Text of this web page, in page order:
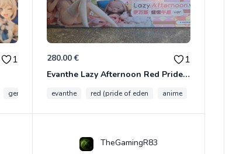
1
genshin impact
280.00 € 1
Evanthe Lazy Afternoon Red Pride of Eden
evanthe red (pride of eden anime
TheGamingR83